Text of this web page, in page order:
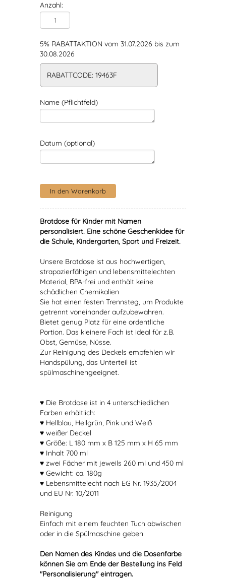
Anzahl:
5% RABATTAKTION vom 31.07.2026 bis zum
30.08.2026
RABATTCODE: 19463F
Name (Pflichtfeld)
Datum (optional)
Brotdose für Kinder mit Namen
personalisiert. Eine schöne Geschenkidee für
die Schule, Kindergarten, Sport und Freizeit.
Unsere Brotdose ist aus hochwertigen,
strapazierfähigen und lebensmittelechten
Material, BPA-frei und enthält keine
schädlichen Chemikalien
Sie hat einen festen Trennsteg, um Produkte
getrennt voneinander aufzubewahren.
Bietet genug Platz für eine ordentliche
Portion. Das kleinere Fach ist ideal für z.B.
Obst, Gemüse, Nüsse.
Zur Reinigung des Deckels empfehlen wir
Handspülung, das Unterteil ist
spülmaschinengeeignet.
♥ Die Brotdose ist in 4 unterschiedlichen
Farben erhältlich:
♥ Hellblau, Hellgrün, Pink und Weiß
♥ weißer Deckel
♥ Größe: L 180 mm x B 125 mm x H 65 mm
♥ Inhalt 700 ml
♥ zwei Fächer mit jeweils 260 ml und 450 ml
♥ Gewicht: ca. 180g
♥ Lebensmittelecht nach EG Nr. 1935/2004
und EU Nr. 10/2011
Reinigung
Einfach mit einem feuchten Tuch abwischen
oder in die Spülmaschine geben
Den Namen des Kindes und die Dosenfarbe
können Sie am Ende der Bestellung ins Feld
"Personalisierung" eintragen.